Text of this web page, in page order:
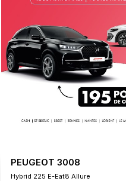
PEUGEOT 3008
Hybrid 225 E-Eat8 Allure